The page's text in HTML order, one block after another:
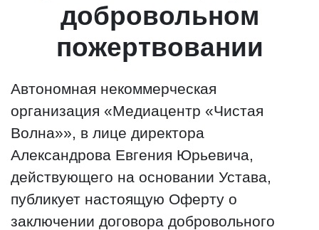
добровольном
пожертвовании
Автономная некоммерческая
организация «Медиацентр «Чистая
Волна»», в лице директора
Александрова Евгения Юрьевича,
действующего на основании Устава,
публикует настоящую Оферту о
заключении договора добровольного